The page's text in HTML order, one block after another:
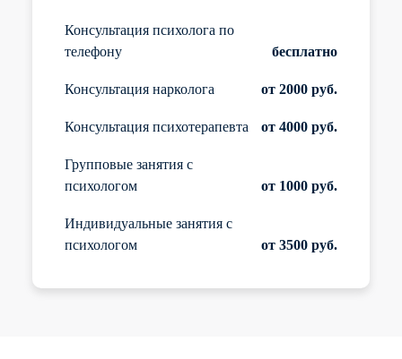
Консультация психолога по
телефону
бесплатно
Консультация нарколога от 2000 руб.
Консультация психотерапевта от 4000 руб.
Групповые занятия с
психологом
от 1000 руб.
Индивидуальные занятия с
психологом
от 3500 руб.